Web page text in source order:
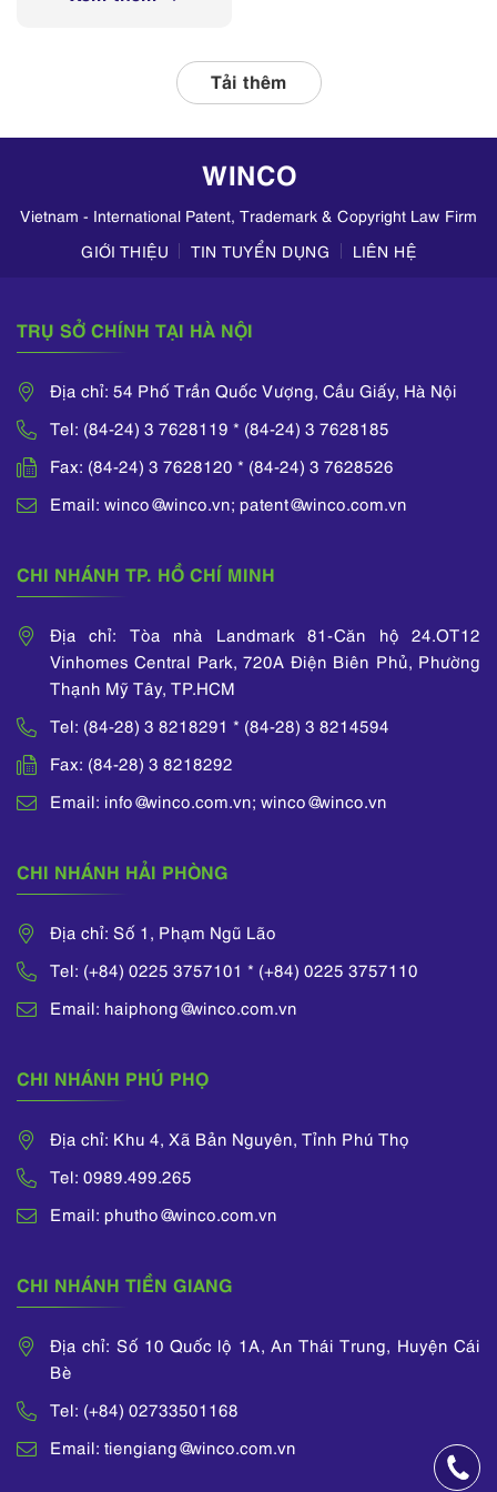
liên quan, tập
trung kiểm tra
Tải thêm
WINCO
Vietnam - International Patent, Trademark & Copyright Law Firm
GIỚI THIỆU
TIN TUYỂN DỤNG LIÊN HỆ
TRỤ SỞ CHÍNH TẠI HÀ NỘI
Địa chỉ: 54 Phố Trần Quốc Vượng, Cầu Giấy, Hà Nội
Tel: (84-24) 3 7628119 * (84-24) 3 7628185
Fax: (84-24) 3 7628120 * (84-24) 3 7628526
Email: winco@winco.vn; patent@winco.com.vn
CHI NHÁNH TP. HỒ CHÍ MINH
Địa chỉ: Tòa nhà Landmark 81-Căn hộ 24.OT12
Vinhomes Central Park, 720A Điện Biên Phủ, Phường
Thạnh Mỹ Tây, TP.HCM
Tel: (84-28) 3 8218291 * (84-28) 3 8214594
Fax: (84-28) 3 8218292
Email: info@winco.com.vn; winco@winco.vn
CHI NHÁNH HẢI PHÒNG
Địa chỉ: Số 1, Phạm Ngũ Lão
Tel: (+84) 0225 3757101 * (+84) 0225 3757110
Email: haiphong@winco.com.vn
CHI NHÁNH PHÚ PHỌ
Địa chỉ: Khu 4, Xã Bản Nguyên, Tỉnh Phú Thọ
Tel: 0989.499.265
Email: phutho@winco.com.vn
CHI NHÁNH TIỀN GIANG
Địa chỉ: Số 10 Quốc lộ 1A, An Thái Trung, Huyện Cái
Bè
Tel: (+84) 02733501168
Email: tiengiang@winco.com.vn